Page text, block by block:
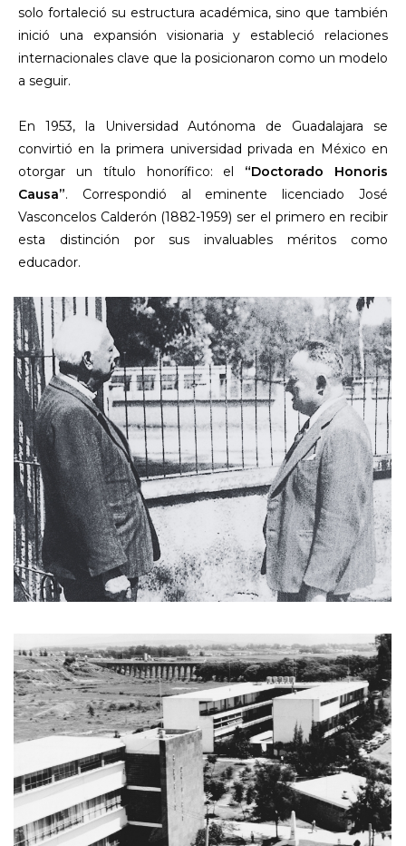
solo fortaleció su estructura académica, sino que también
inició una expansión visionaria y estableció relaciones
internacionales clave que la posicionaron como un modelo
a seguir.
En 1953, la Universidad Autónoma de Guadalajara se
convirtió en la primera universidad privada en México en
otorgar un título honorífico: el “Doctorado Honoris
Causa”. Correspondió al eminente licenciado José
Vasconcelos Calderón (1882-1959) ser el primero en recibir
esta distinción por sus invaluables méritos como
educador.